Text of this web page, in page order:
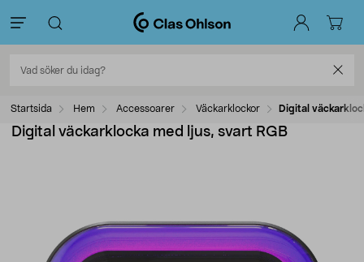
Startsida Hem Accessoarer Väckarklockor Digital
Digital väckarklocka med ljus, svart RGB